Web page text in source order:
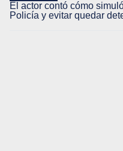
El actor contó cómo
Policía y evitar quedar